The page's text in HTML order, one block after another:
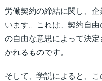
労働契約の締結に関し、
います。これは、契約自
の自由な意思によって決
かれるものです。
そして、学説によると、